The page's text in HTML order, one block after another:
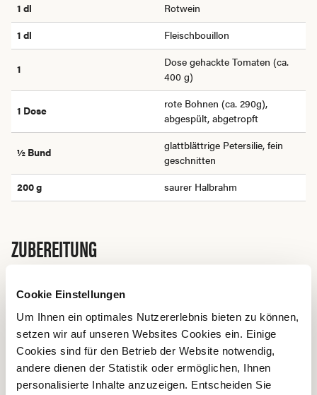
Cookie Einstellungen
Um Ihnen ein optimales Nutzererlebnis bieten zu können,
setzen wir auf unseren Websites Cookies ein. Einige
Cookies sind für den Betrieb der Website notwendig,
andere dienen der Statistik oder ermöglichen, Ihnen
personalisierte Inhalte anzuzeigen. Entscheiden Sie
1 dl
Rotwein
1 dl
Fleischbouillon
1
Dose gehackte Tomaten (ca.
400 g)
1 Dose
rote Bohnen (ca. 290g),
abgespült, abgetropft
½ Bund
glattblättrige Petersilie, fein
geschnitten
200 g
saurer Halbrahm
ZUBEREITUNG
Süsskartoffeln auf ein mit Backpapier belegtes Blech
legen oder in einer Grillschale auf dem Grill garen und
ca. 50 Mitten backen / grillieren.
Pulled Pork wie auf der Verpackung beschrieben im
Ofen oder auf dem Grill zubereiten, auseinanderzupfen
und mit ca. 3 EL der Flüssigkeit aus der Schale
mischen, warm stellen.